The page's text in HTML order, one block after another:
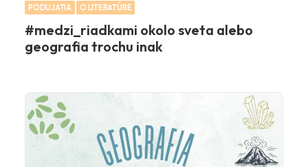
PODUJATIA O LITERATÚRE
#medzi_riadkami okolo sveta alebo
geografia trochu inak